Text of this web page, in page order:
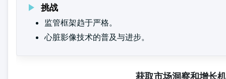
挑战
监管框架趋于严格。
心脏影像技术的普及与进步。
获取市场洞察和增长